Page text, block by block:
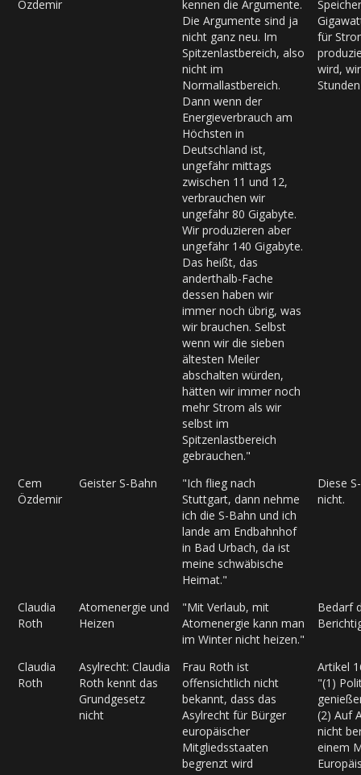
Özdemir
kennen die Argumente.
Die Argumente sind ja
nicht ganz neu. Im
Spitzenlastbereich, also
nicht im
Normallastbereich.
Dann wenn der
Energieverbrauch am
Höchsten in
Deutschland ist,
ungefähr mittags
zwischen 11 und 12,
verbrauchen wir
ungefähr 80 Gigabyte.
Wir produzieren aber
ungefähr 140 Gigabyte.
Das heißt, das
anderthalb-Fache
dessen haben wir
immer noch übrig, was
wir brauchen. Selbst
wenn wir die sieben
ältesten Meiler
abschalten würden,
hätten wir immer noch
mehr Strom als wir
selbst im
Spitzenlastbereich
gebrauchen."
für
wird,
Cem
Özdemir
Geister S-Bahn
"Ich flieg nach
Stuttgart, dann nehme
ich die S-Bahn und ich
lande am Endbahnhof
in Bad Urbach, da ist
meine schwäbische
Heimat."
Diese
nicht.
Claudia
Roth
Atomenergie und
Heizen
"Mit Verlaub, mit
Atomenergie kann man
im Winter nicht heizen."
Bedarf
Claudia
Roth
Asylrecht: Claudia
Roth kennt das
Grundgesetz
nicht
Frau Roth ist
offensichtlich nicht
bekannt, dass das
Asylrecht für Bürger
europäischer
Mitgliedsstaaten
begrenzt wird
Artikel
"(1)
(2) Auf
nicht
einem